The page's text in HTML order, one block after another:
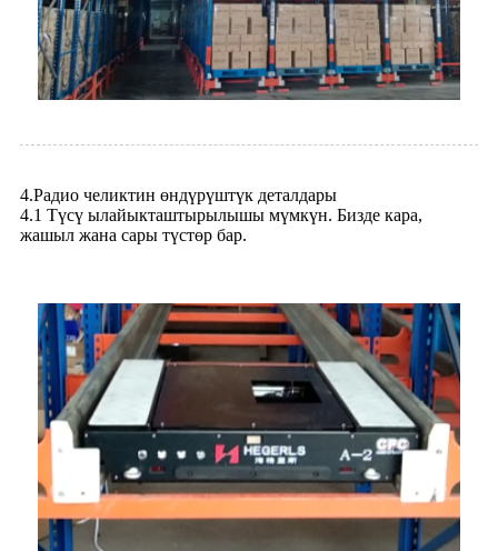
4.Радио челиктин өндүрүштүк деталдары
4.1 Түсү ылайыкташтырылышы мүмкүн. Бизде кара,
жашыл жана сары түстөр бар.